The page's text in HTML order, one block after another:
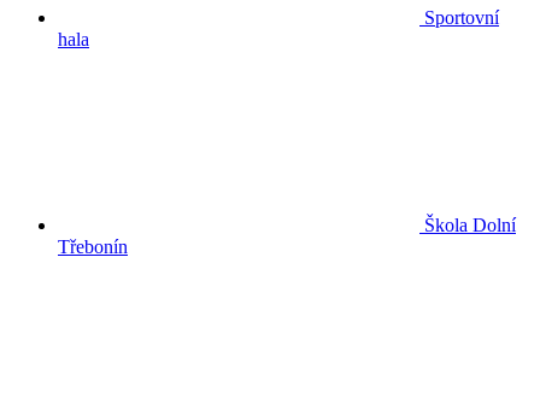
Sportovní
hala
Škola Dolní
Třebonín